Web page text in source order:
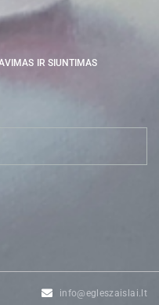
IR SIUNTIMAS
info@egleszaislai.lt